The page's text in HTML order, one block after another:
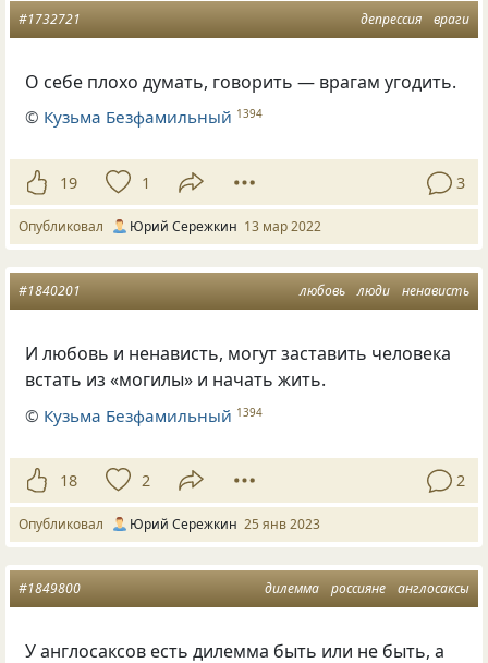
депрессия враги
#1732721
О себе плохо думать, говорить — врагам угодить.
© Кузьма Безфамильный 1394
19 1 3
Опубликовал Юрий Сережкин 13 мар 2022
любовь люди ненависть
#1840201
И любовь и ненависть, могут заставить человека
встать из «могилы» и начать жить.
© Кузьма Безфамильный 1394
18 2 2
Опубликовал Юрий Сережкин 25 янв 2023
дилемма россияне англосаксы
#1849800
У англосаксов есть дилемма быть или не быть, а